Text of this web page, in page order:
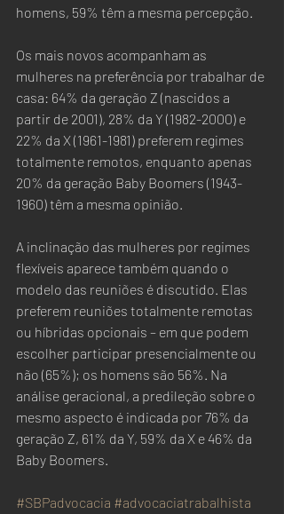
homens, 59% têm a mesma percepção.
Os mais novos acompanham as
mulheres na preferência por trabalhar de
casa: 64% da geração Z (nascidos a
partir de 2001), 28% da Y (1982-2000) e
22% da X (1961-1981) preferem regimes
totalmente remotos, enquanto apenas
20% da geração Baby Boomers (1943-
1960) têm a mesma opinião.
A inclinação das mulheres por regimes
flexíveis aparece também quando o
modelo das reuniões é discutido. Elas
preferem reuniões totalmente remotas
ou híbridas opcionais – em que podem
escolher participar presencialmente ou
não (65%); os homens são 56%. Na
análise geracional, a predileção sobre o
mesmo aspecto é indicada por 76% da
geração Z, 61% da Y, 59% da X e 46% da
Baby Boomers.
#SBPadvocacia #advocaciatrabalhista